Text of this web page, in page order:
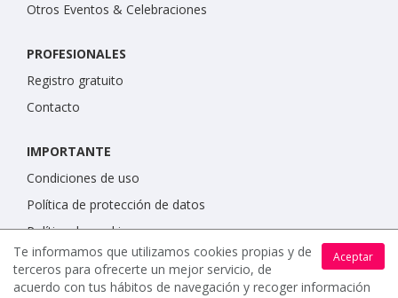
Otros Eventos & Celebraciones
PROFESIONALES
Registro gratuito
Contacto
IMPORTANTE
Condiciones de uso
Política de protección de datos
Política de cookies
Aceptar
Te informamos que utilizamos cookies propias y de
terceros para ofrecerte un mejor servicio, de
acuerdo con tus hábitos de navegación y recoger información